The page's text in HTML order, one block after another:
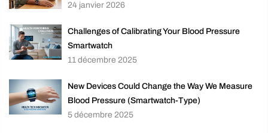
24 janvier 2026
Challenges of Calibrating Your Blood Pressure
Smartwatch
11 décembre 2025
New Devices Could Change the Way We Measure
Blood Pressure (Smartwatch-Type)
5 décembre 2025